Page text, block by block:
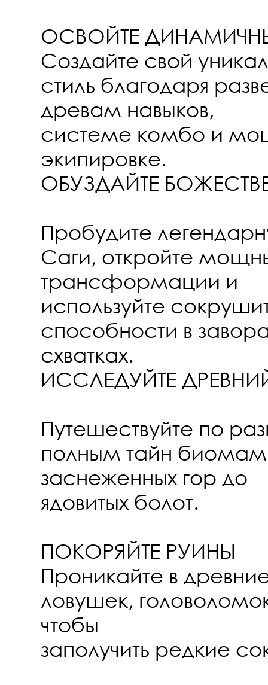
ОСВОЙТЕ
Создайте свой
стиль благодаря
древам навыков,
системе комбо и
экипировке.
ОБУЗДАЙТЕ
Пробудите
Саги, откройте
трансформации и
используйте
способности в
схватках.
ИССЛЕДУЙТЕ
Путешествуйте по
полным тайн
заснеженных гор до
ядовитых болот.
ПОКОРЯЙТЕ РУИНЫ
Проникайте в
ловушек,
чтобы
заполучить редкие